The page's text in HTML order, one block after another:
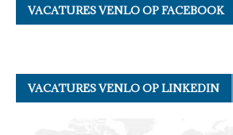
VACATURES VENLO OP FACEBOOK
VACATURES VENLO OP LINKEDIN